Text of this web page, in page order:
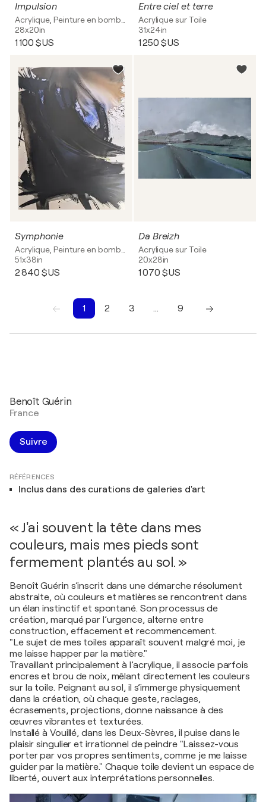
Impulsion
28x20in
1 100 $US
Entre ciel et terre
Acrylique sur Toile
31x24in
1 250 $US
Symphonie
51x38in
2 840 $US
Da Breizh
Acrylique sur Toile
20x28in
1 070 $US
1 2 3 …
9
Benoît Guérin
France
Suivre
RÉFÉRENCES
Inclus dans des curations de galeries d'art
« J'ai souvent la tête dans mes
couleurs, mais mes pieds sont
fermement plantés au sol. »
Benoît Guérin s’inscrit dans une démarche résolument
abstraite, où couleurs et matières se rencontrent dans
un élan instinctif et spontané. Son processus de
création, marqué par l’urgence, alterne entre
construction, effacement et recommencement.
"Le sujet de mes toiles apparaît souvent malgré moi, je
me laisse happer par la matière."
Travaillant principalement à l’acrylique, il associe parfois
encres et brou de noix, mêlant directement les couleurs
sur la toile. Peignant au sol, il s’immerge physiquement
dans la création, où chaque geste, raclages,
écrasements, projections, donne naissance à des
œuvres vibrantes et texturées.
Installé à Vouillé, dans les Deux-Sèvres, il puise dans le
plaisir singulier et irrationnel de peindre "Laissez-vous
porter par vos propres sentiments, comme je me laisse
guider par la matière." Chaque toile devient un espace de
liberté, ouvert aux interprétations personnelles.